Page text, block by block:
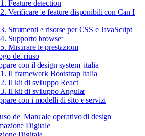
Feature detection
Verificare le feature disponibili con Can I
Strumenti e risorse per CSS e JavaScript
Supporto browser
Misurare le prestazioni
del riuso
con il design system .italia
Il framework Bootstrap Italia
Il kit di sviluppo React
Il kit di sviluppo Angular
con i modelli di sito e servizi
del Manuale operativo di design
Digitale